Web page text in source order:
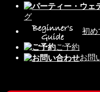
グ
初め
ご予約
お問